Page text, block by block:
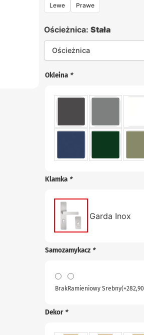
Lewe Prawe
Ościeżnica: Stała
Ościeżnica
Okleina *
Klamka *
Garda Inox
Samozamykacz *
BrakRamieniowy Srebny(+282,90
Dekor *